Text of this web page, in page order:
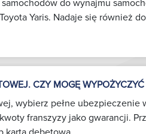
do wynajmu
Yaris. Nadaje się również
CZY MOGĘ
wybierz pełne ubezpieczenie
franszyzy jako gwarancji.